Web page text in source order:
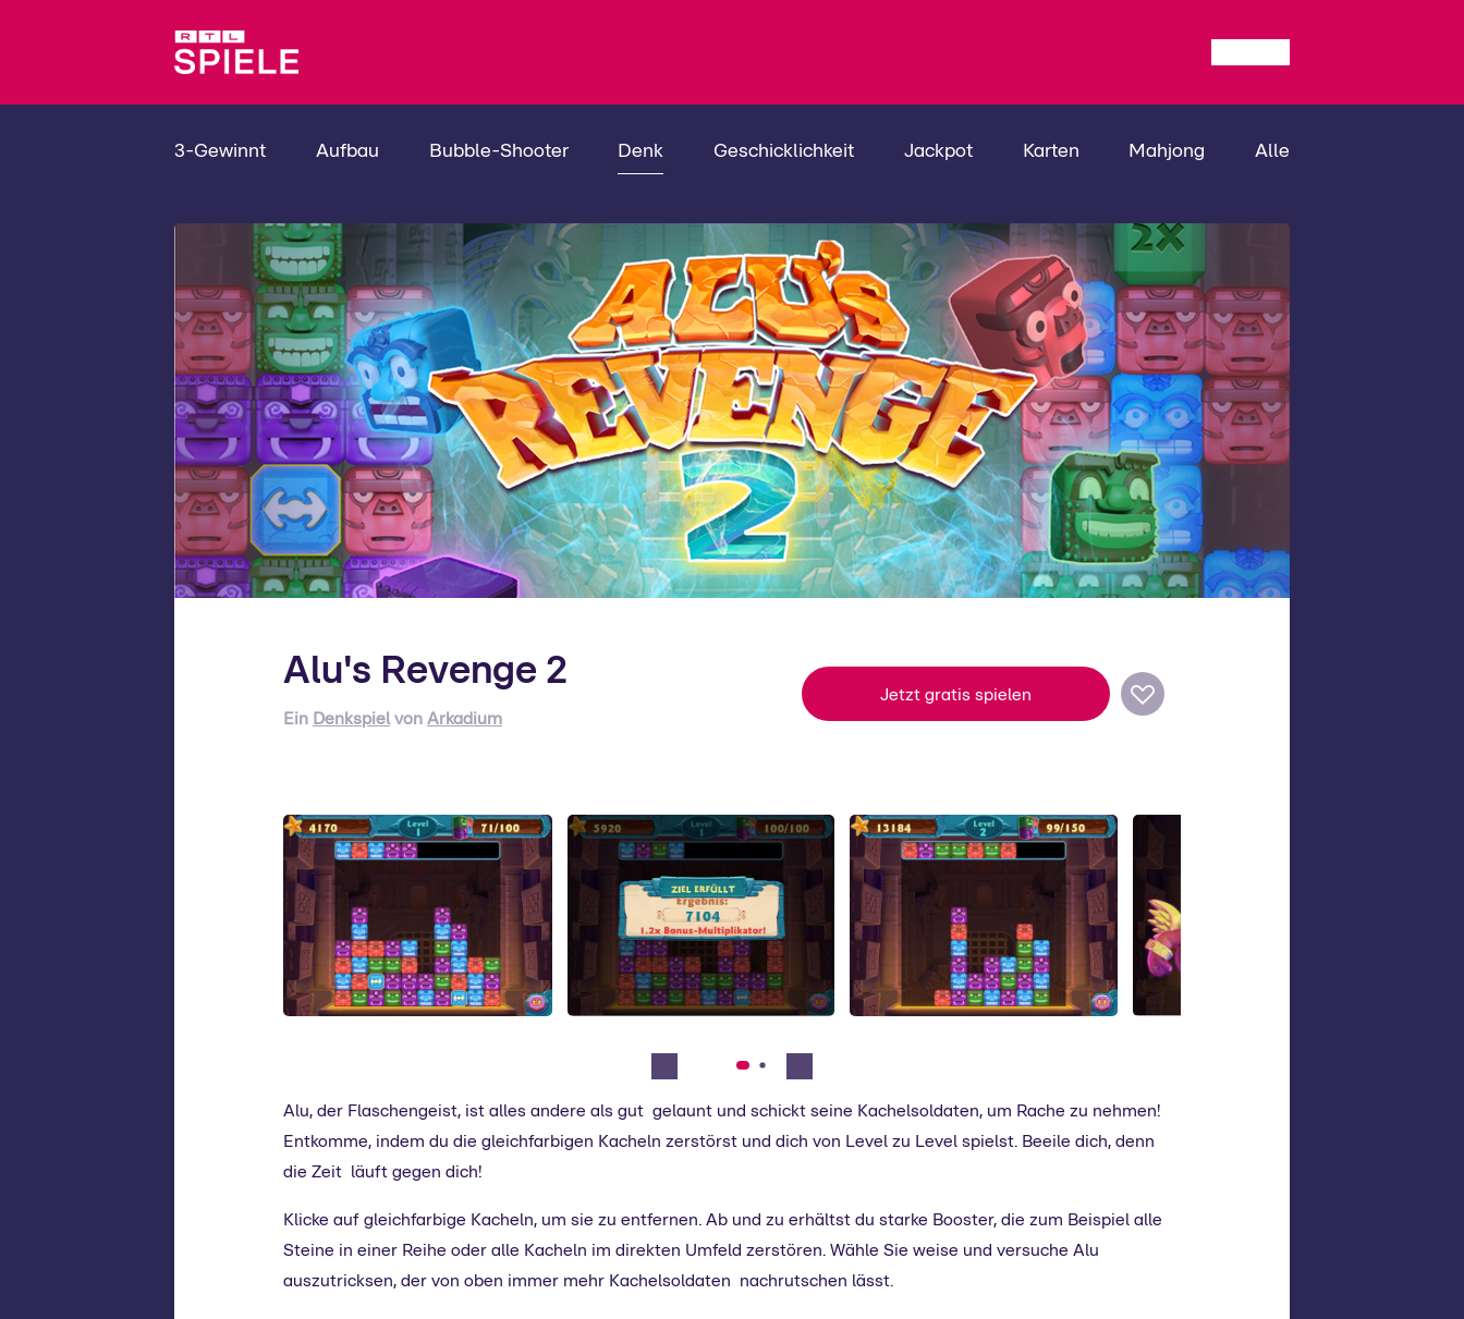
3-Gewinnt Aufbau Bubble-Shooter Denk Geschicklichkeit Jackpot Karten Mahjong Alle
Alu's Revenge 2
Ein Denkspielvon Arkadium
Arkadium kommt aus den USA und gehört zu den führenden Anbietern von kostenlosen
Onlinespielen.
zum Support
Jetzt gratis spielen
Alu, der Flaschengeist, ist alles andere als gut gelaunt und schickt seine Kachelsoldaten, um Rache zu nehmen!
Entkomme, indem du die gleichfarbigen Kacheln zerstörst und dich von Level zu Level spielst. Beeile dich, denn
die Zeit läuft gegen dich!
Klicke auf gleichfarbige Kacheln, um sie zu entfernen. Ab und zu erhältst du starke Booster, die zum Beispiel alle
Steine in einer Reihe oder alle Kacheln im direkten Umfeld zerstören. Wähle Sie weise und versuche Alu
auszutricksen, der von oben immer mehr Kachelsoldaten nachrutschen lässt.